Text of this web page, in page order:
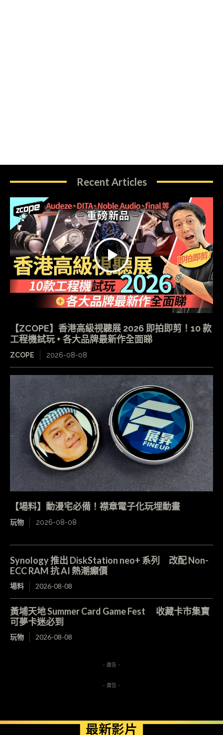
Recent Articles
【ZCOPE】香港高級視聽展 2026 即拍即剪！10 款
工程機試玩 + 各大品牌最新作全面睇
ZCOPE 2026-08-08
【場料】動漫宅必備！襟章電子化玩埋動畫
玩物 2026-08-08
Synology 推出 DiskStation neo+ 系列 改配 Non-
ECC RAM 抗 AI 熱潮癲價
場料 2026-08-08
黃埔天地 Summer Card Game Fest 收藏卡市集寶
可夢卡迷必到
玩物 2026-08-08
- 廣告 -
- 廣告 -
最新影片